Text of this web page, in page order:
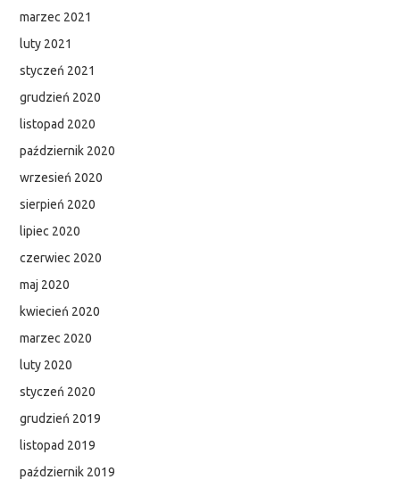
marzec 2021
luty 2021
styczeń 2021
grudzień 2020
listopad 2020
październik 2020
wrzesień 2020
sierpień 2020
lipiec 2020
czerwiec 2020
maj 2020
kwiecień 2020
marzec 2020
luty 2020
styczeń 2020
grudzień 2019
listopad 2019
październik 2019